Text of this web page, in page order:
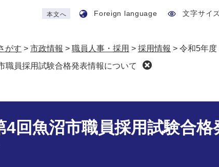
本文へ Foreign language 文字サイ
がす > 市政情報 > 職員人事・採用 > 採用情報 > 令和5年
員採用試験合格発表情報について
回魚沼市職員採用試験合格